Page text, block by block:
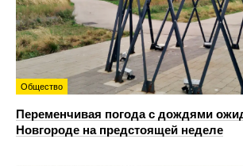
Общество
Переменчивая погода с дождями
Новгороде на предстоящей неделе